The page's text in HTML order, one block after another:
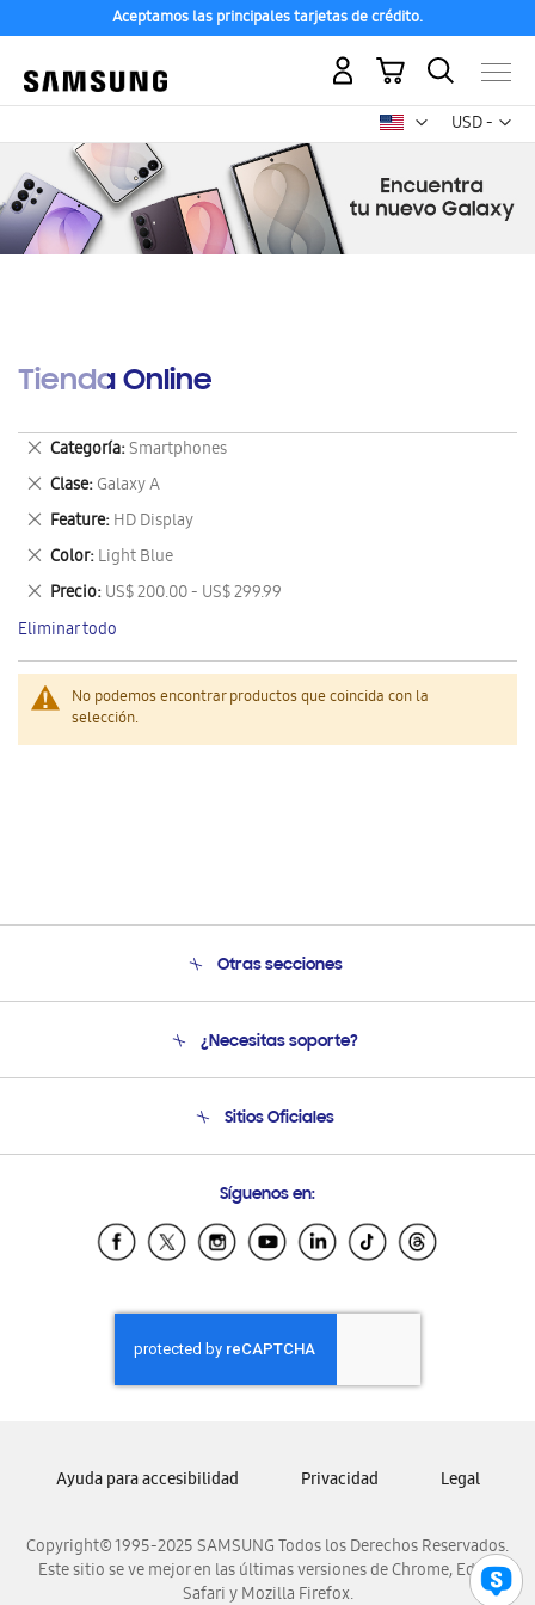
Aceptamos las principales tarjetas de crédito.
USD -
dólar
Mi carrito
Tienda Online
No podemos encontrar productos que coincida con la
selección.
Categoría Smartphones
Eliminar
este
artículo
Clase Galaxy A
Eliminar
este
artículo
Feature HD Display
Eliminar
este
artículo
Color Light Blue
Eliminar
este
artículo
Precio US$ 200.00 - US$ 299.99
Eliminar
este
artículo
Eliminar todo
Otras secciones
Soporte
Condiciones de Compra
¿Necesitas soporte?
Soporte vía eMail
Sitios Oficiales
Samsung Ecuador
Samsung El Salvador
Samsung Honduras
Samsung Nicaragua
Samsung Panamá
Samsung Venezuela
Síguenos en:
Copyright© 1995-2025 SAMSUNG Todos los Derechos Reservados.
Este sitio se ve mejor en las últimas versiones de Chrome, Edge,
Safari y Mozilla Firefox.
Ayuda para accesibilidad Privacidad Legal